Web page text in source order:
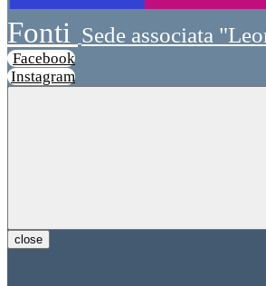
Fonti Sede associata
Facebook
Instagram
close